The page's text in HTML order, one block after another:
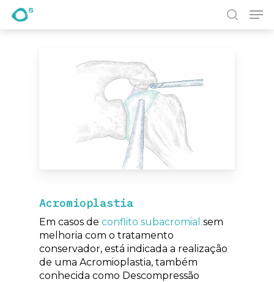
Acromioplastia
Em casos de conflito subacromial sem
melhoria com o tratamento
conservador, está indicada a realização
de uma Acromioplastia, também
conhecida como Descompressão